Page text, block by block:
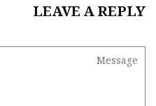
LEAVE A REPLY